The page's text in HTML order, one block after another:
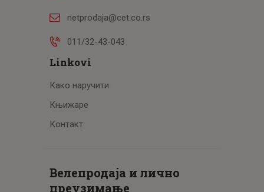
netprodaja@cet.co.rs
011/32-43-043
Linkovi
Како наручити
Књижаре
Контакт
Велепродаја и лично
преузимање